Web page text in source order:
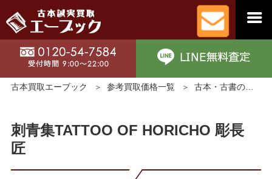
古本買取エーブック 参考買取価格一覧 古本・古書の買取価格
刺青集TATTOO OF HORICHO 彫長
匠